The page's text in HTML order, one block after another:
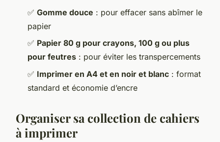
✅ Gomme douce : pour effacer sans abîmer le
papier
✅ Papier 80 g pour crayons, 100 g ou plus
pour feutres : pour éviter les transpercements
✅ Imprimer en A4 et en noir et blanc : format
standard et économie d’encre
Organiser sa collection de cahiers
à imprimer